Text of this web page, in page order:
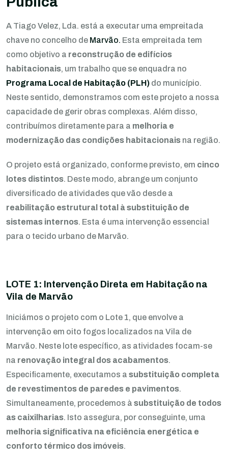
A Tiago Velez, Lda. está a executar uma empreitada
chave no concelho de Marvão. Esta empreitada tem
como objetivo a reconstrução de edifícios
habitacionais, um trabalho que se enquadra no
Programa Local de Habitação (PLH) do município.
Neste sentido, demonstramos com este projeto a nossa
capacidade de gerir obras complexas. Além disso,
contribuímos diretamente para a melhoria e
modernização das condições habitacionais na região.
O projeto está organizado, conforme previsto, em cinco
lotes distintos. Deste modo, abrange um conjunto
diversificado de atividades que vão desde a
reabilitação estrutural total à substituição de
sistemas internos. Esta é uma intervenção essencial
para o tecido urbano de Marvão.
LOTE 1: Intervenção Direta em Habitação na
Vila de Marvão
Iniciámos o projeto com o Lote 1, que envolve a
intervenção em oito fogos localizados na Vila de
Marvão. Neste lote específico, as atividades focam-se
na renovação integral dos acabamentos.
Especificamente, executamos a substituição completa
de revestimentos de paredes e pavimentos.
Simultaneamente, procedemos à substituição de todos
as caixilharias. Isto assegura, por conseguinte, uma
melhoria significativa na eficiência energética e
conforto térmico dos imóveis.